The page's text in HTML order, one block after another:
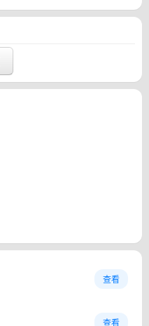
查看
查看